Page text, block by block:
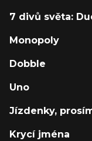
7 divů světa:
Monopoly
Dobble
Uno
Jízdenky,
Krycí jména